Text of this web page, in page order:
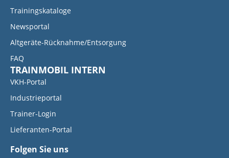
Trainingskataloge
Newsportal
Altgeräte-Rücknahme/Entsorgung
FAQ
TRAINMOBIL INTERN
VKH-Portal
Industrieportal
Trainer-Login
Lieferanten-Portal
Folgen Sie uns